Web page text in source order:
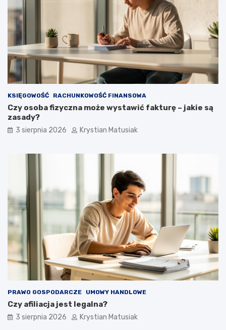
KSIĘGOWOŚĆ RACHUNKOWOŚĆ FINANSOWA
Czy osoba fizyczna może wystawić fakturę – jakie są
zasady?
3 sierpnia 2026 Krystian Matusiak
PRAWO GOSPODARCZE UMOWY HANDLOWE
Czy afiliacja jest legalna?
3 sierpnia 2026 Krystian Matusiak